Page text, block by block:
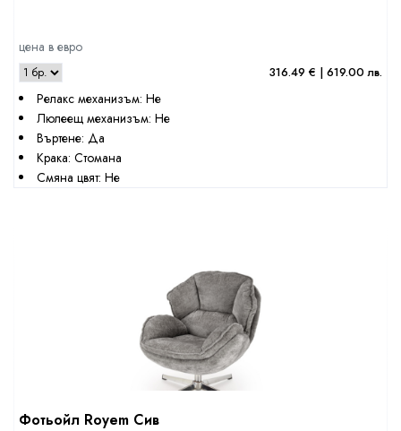
цена в евро
316.49 € | 619.00 лв.
Релакс механизъм: Не
Люлеещ механизъм: Не
Въртене: Да
Крака: Стомана
Смяна цвят: Не
Фотьойл Royem Сив